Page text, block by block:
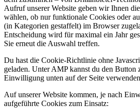
Aufruf unserer Website geben wir Ihnen
wählen, ob nur funktionale Cookies oder
(in Kategorien gestaffelt) im Browser
Entscheidung wird für maximal ein Jahr
Sie erneut die Auswahl treffen.
Du hast die Cookie-Richtlinie ohne
geladen. Unter AMP kannst du den Button
Einwilligung unten auf der Seite
Auf unserer Website kommen, je nach
aufgeführte Cookies zum Einsatz: